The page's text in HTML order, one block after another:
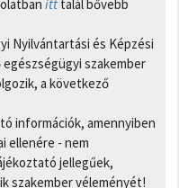
itt talál bővebb
Nyilvántartási és Képzési
szakember
a következő
információk, amennyiben
ellenére - nem
jellegűek,
szakember véleményét!